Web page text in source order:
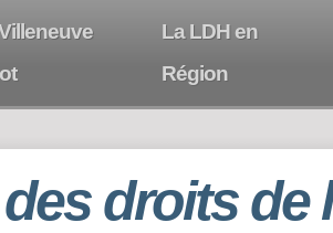
La LDH en
Région
droits de